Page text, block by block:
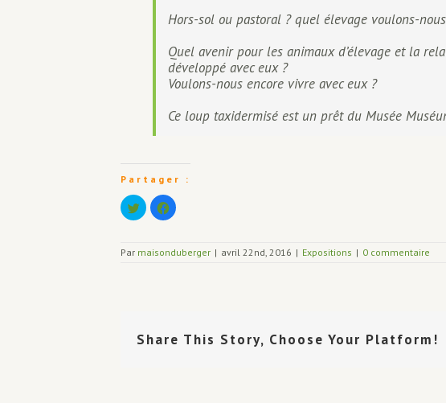
Hors-sol ou pastoral ? quel élevage voulons-
Quel avenir pour les animaux d’élevage et la
développé avec eux ?
Voulons-nous encore vivre avec eux ?
Ce loup taxidermisé est un prêt du Musée
Partager :
Cliquez
pour
partager
dans
Cliquez
pour
dans
Par maisonduberger | avril 22nd, 2016 | Expositions | 0 commentaire
Share This Story, Choose Your Platform!